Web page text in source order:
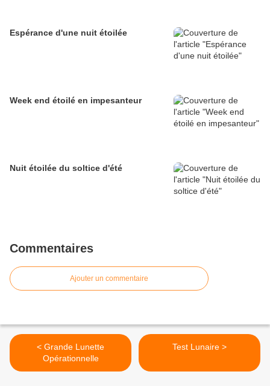
Espérance d'une nuit étoilée
Week end étoilé en impesanteur
Nuit étoilée du soltice d'été
Commentaires
Ajouter un commentaire
< Grande Lunette
Opérationnelle
Test Lunaire >